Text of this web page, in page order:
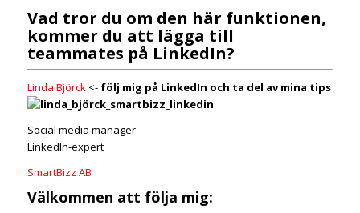
Vad tror du om den här funktionen,
kommer du att lägga till
teammates på LinkedIn?
Linda Björck <- följ mig på LinkedIn och ta del av mina tips
Social media manager
LinkedIn-expert
SmartBizz AB
Välkommen att följa mig: